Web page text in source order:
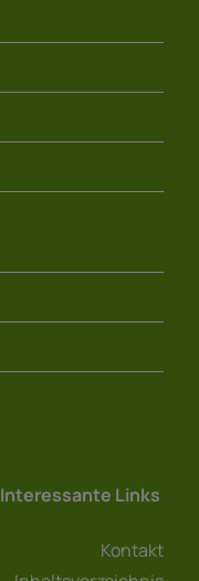
Interessante Links
Kontakt